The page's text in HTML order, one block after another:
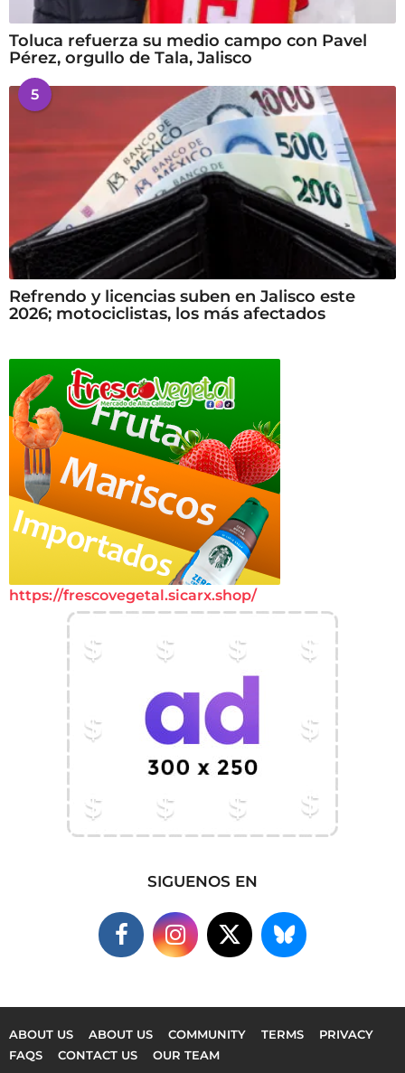
Toluca refuerza su medio campo con Pavel
Pérez, orgullo de Tala, Jalisco
5
Refrendo y licencias suben en Jalisco este
2026; motociclistas, los más afectados
https://frescovegetal.sicarx.shop/
SIGUENOS EN
ABOUT US ABOUT US COMMUNITY TERMS
PRIVACY
FAQS
CONTACT US OUR TEAM